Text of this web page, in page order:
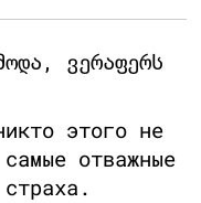
ვერაფერს
этого не
отважные